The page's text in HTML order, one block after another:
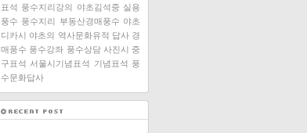
표석 풍수지리강의 야초김석중 실용
풍수 풍수지리 부동산경매풍수 야초
디카시 야초의 역사문화유적 답사 경
매풍수 풍수강좌 풍수상담 사진시 중
구표석 서울시기념표석 기념표석 풍
수문화답사